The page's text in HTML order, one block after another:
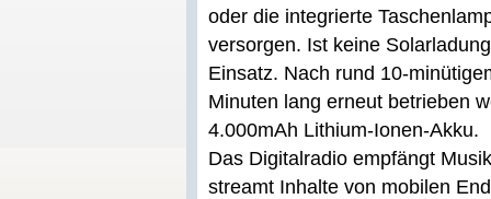
oder die integrierte
versorgen. Ist keine
Einsatz. Nach rund 10-
Minuten lang erneut betrieben
4.000mAh Lithium-Ionen-Akku.
Das Digitalradio empfängt
streamt Inhalte von mobilen